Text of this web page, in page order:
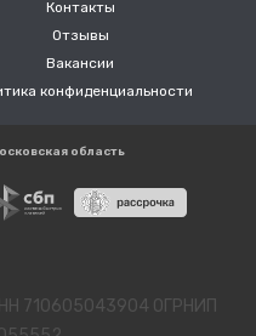
Контакты
Отзывы
Вакансии
конфиденциальности
область
710605043904 ОГРНИП